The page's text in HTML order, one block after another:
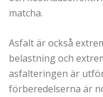
matcha.
Asfalt är också
belastning och
asfalteringen är
förberedelserna är